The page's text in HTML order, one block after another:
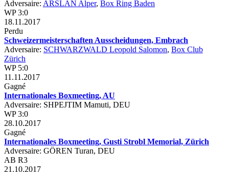
Adversaire: ARSLAN Alper, Box Ring Baden
WP 3:0
18.11.2017
Perdu
Schweizermeisterschaften Ausscheidungen, Embrach
Adversaire: SCHWARZWALD Leopold Salomon, Box Club
Zürich
WP 5:0
11.11.2017
Gagné
Internationales Boxmeeting, AU
Adversaire: SHPEJTIM Mamuti, DEU
WP 3:0
28.10.2017
Gagné
Internationales Boxmeeting, Gusti Strobl Memorial, Zürich
Adversaire: GÖREN Turan, DEU
AB R3
21.10.2017